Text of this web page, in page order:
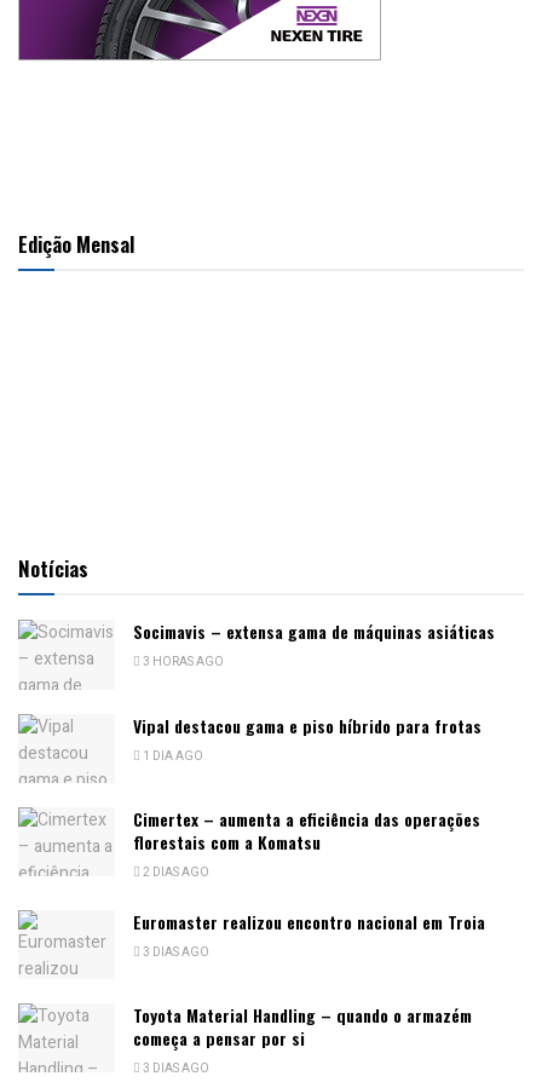
Edição Mensal
Notícias
Socimavis – extensa gama de máquinas asiáticas
3 HORAS AGO
Vipal destacou gama e piso híbrido para frotas
1 DIA AGO
Cimertex – aumenta a eficiência das operações
florestais com a Komatsu
2 DIAS AGO
Euromaster realizou encontro nacional em Troia
3 DIAS AGO
Toyota Material Handling – quando o armazém
começa a pensar por si
3 DIAS AGO